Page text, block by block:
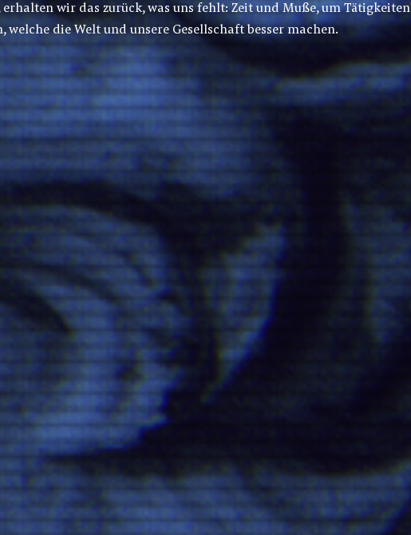
wir das zurück, was uns fehlt: Zeit und Muße, um Tätigkeiten
welche die Welt und unsere Gesellschaft besser machen.